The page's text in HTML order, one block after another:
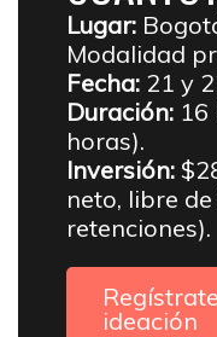
Lugar:
Modalidad
Fecha: 21 y
Duración: 16
horas).
Inversión:
neto, libre
retenciones).
ideación